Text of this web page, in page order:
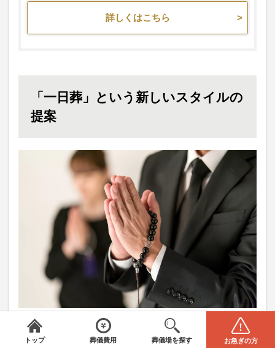
詳しくはこちら
「一日葬」という新しいスタイルの
提案
近年では、少子化や核家族化といった影響もあり、葬
式にかかる負担を軽減する目的で、簡素化した葬式ス
トップ 葬儀費用 葬儀場を探す
全国から葬儀場を探す
お急ぎの方
みんなが選んだお葬式 は葬儀場・葬儀社をご案内／
電話をかける(無料) 資料請求